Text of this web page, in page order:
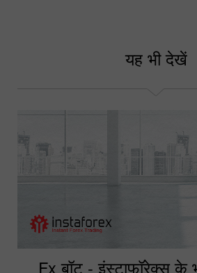
यह भी देखें
Fx बॉट - इंस्टाफॉरेक्स के